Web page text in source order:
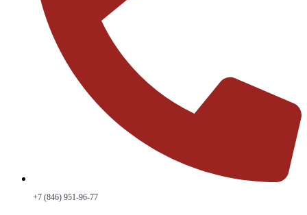
+7 (846) 951-96-77